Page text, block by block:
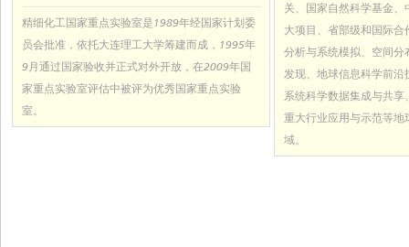
关、国家自然科学基金
大项目、省部级和国际
分析与系统模拟、空间分
发现、地球信息科学前沿
系统科学数据集成与共
重大行业应用与示范等地
域。
精细化工国家重点实验室是1989年经国家计划委
员会批准，依托大连理工大学筹建而成，1995年
9月通过国家验收并正式对外开放，在2009年国
家重点实验室评估中被评为优秀国家重点实验
室。